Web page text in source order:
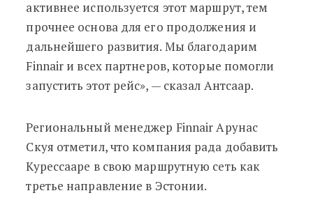
активнее используется этот маршрут, тем
прочнее основа для его продолжения и
дальнейшего развития. Мы благодарим
Finnair и всех партнеров, которые помогли
запустить этот рейс», — сказал Антсаар.
Региональный менеджер Finnair Арунас
Скуя отметил, что компания рада добавить
Курессааре в свою маршрутную сеть как
третье направление в Эстонии.